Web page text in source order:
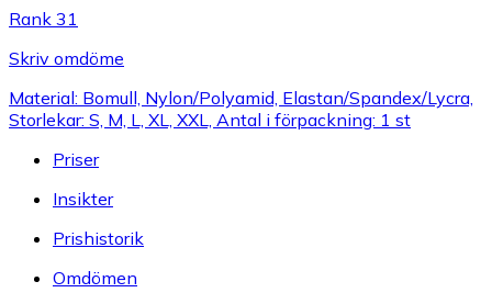
Rank 31
Skriv omdöme
Material: Bomull, Nylon/Polyamid, Elastan/Spandex/Lycra,
Storlekar: S, M, L, XL, XXL, Antal i förpackning: 1 st
Priser
Insikter
Prishistorik
Omdömen